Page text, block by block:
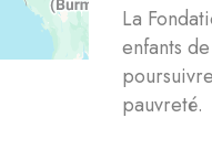
La
enfants
pauvreté.